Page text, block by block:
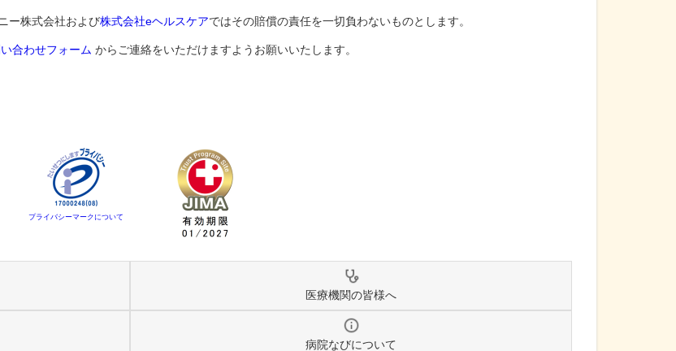
ー株式会社および株式会社eヘルスケアではその賠償の責任を一切負わないものとします。
合わせフォーム からご連絡をいただけますようお願いいたします。
プライバシーマークについて
医療機関の皆様へ
病院なびについて